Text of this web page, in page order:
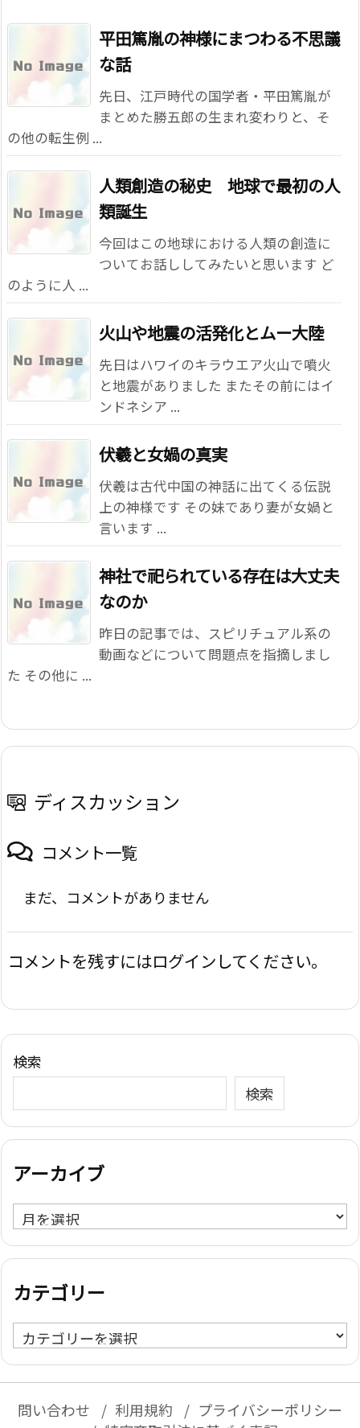
平田篤胤の神様にまつわる不思議
な話
先日、江戸時代の国学者・平田篤胤が
まとめた勝五郎の生まれ変わりと、そ
の他の転生例 ...
人類創造の秘史 地球で最初の人
類誕生
今回はこの地球における人類の創造に
ついてお話ししてみたいと思います ど
のように人 ...
火山や地震の活発化とムー大陸
先日はハワイのキラウエア火山で噴火
と地震がありました またその前にはイ
ンドネシア ...
伏羲と女媧の真実
伏羲は古代中国の神話に出てくる伝説
上の神様です その妹であり妻が女媧と
言います ...
神社で祀られている存在は大丈夫
なのか
昨日の記事では、スピリチュアル系の
動画などについて問題点を指摘しまし
た その他に ...
ディスカッション
コメント一覧
まだ、コメントがありません
コメントを残すにはログインしてください。
検索
検索
アーカイブ
ア
ー
カ
ブ
カテゴリー
カ
テ
ー
問い合わせ 利用規約
プライバシーポリシー